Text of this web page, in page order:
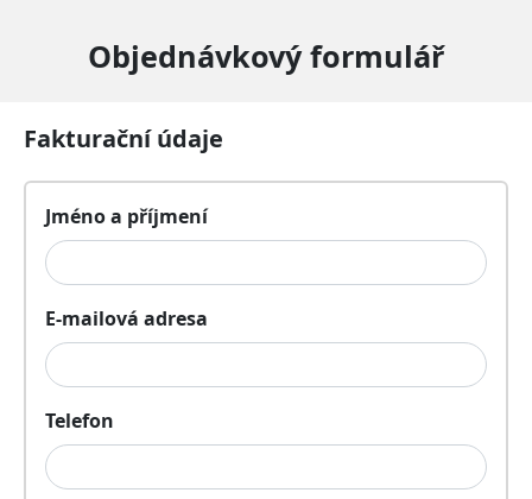
Objednávkový formulář
Fakturační údaje
Jméno a příjmení
E-mailová adresa
Telefon